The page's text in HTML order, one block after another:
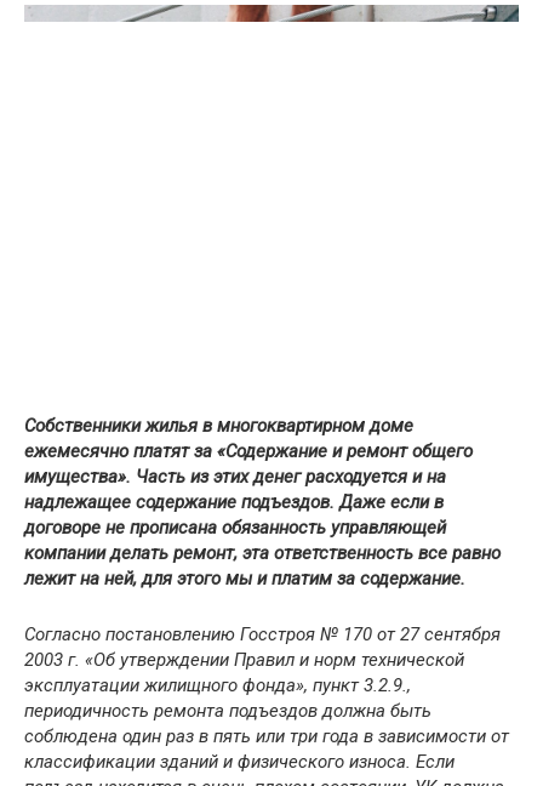
Собственники жилья в многоквартирном доме
ежемесячно платят за «Содержание и ремонт общего
имущества». Часть из этих денег расходуется и на
надлежащее содержание подъездов. Даже если в
договоре не прописана обязанность управляющей
компании делать ремонт, эта ответственность все равно
лежит на ней, для этого мы и платим за содержание.
Согласно постановлению Госстроя № 170 от 27 сентября
2003 г. «Об утверждении Правил и норм технической
эксплуатации жилищного фонда», пункт 3.2.9.,
периодичность ремонта подъездов должна быть
соблюдена один раз в пять или три года в зависимости от
классификации зданий и физического износа. Если